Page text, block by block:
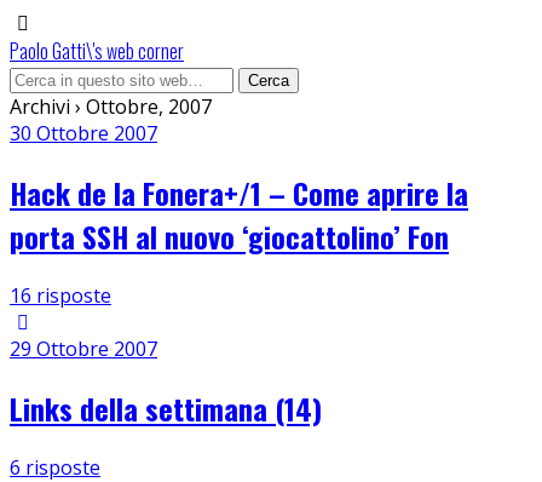
Paolo Gatti\'s web corner
Archivi › Ottobre, 2007
30 Ottobre 2007
Hack de la Fonera+/1 – Come aprire la
porta SSH al nuovo ‘giocattolino’ Fon
16 risposte
29 Ottobre 2007
Links della settimana (14)
6 risposte